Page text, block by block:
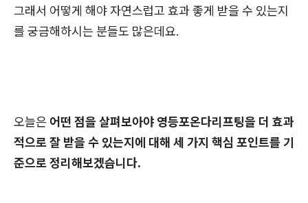
그래서 어떻게 해야 자연스럽고 효과 좋게 받을 수 있는지
를 궁금해하시는 분들도 많은데요.
오늘은 어떤 점을 살펴보아야 영등포온다리프팅을 더 효과
적으로 잘 받을 수 있는지에 대해 세 가지 핵심 포인트를 기
준으로 정리해보겠습니다.